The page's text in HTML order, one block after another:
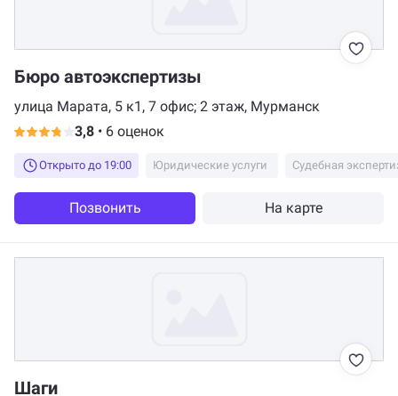
Бюро автоэкспертизы
улица Марата, 5 к1, 7 офис; 2 этаж, Мурманск
3,8 • 6 оценок
Открыто до 19:00 Юридические услуги Судебная
Позвонить На карте
Шаги